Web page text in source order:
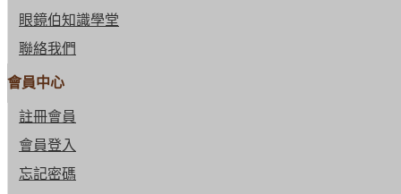
眼鏡伯知識學堂
聯絡我們
會員中心
註冊會員
會員登入
忘記密碼